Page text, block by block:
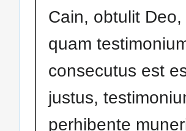
Cain, obtulit Deo,
quam
consecutus est
justus,
perhibente